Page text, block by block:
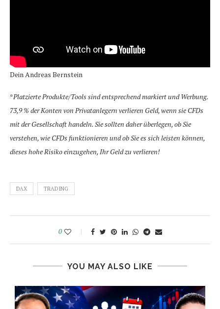
Dein Andreas Bernstein
*Platzierte Produkte/Tools sind entsprechend markiert und Werbung.
73,9 % der Konten von Privatanlegern verlieren Geld, wenn sie CFDs
mit der Gesellschaft handeln. Sie sollten daher überlegen, ob Sie
verstehen, wie CFDs funktionieren und ob Sie es sich leisten können,
dieses hohe Risiko einzugehen, Ihr Geld zu verlieren!
DAX TRADING
0
YOU MAY ALSO LIKE